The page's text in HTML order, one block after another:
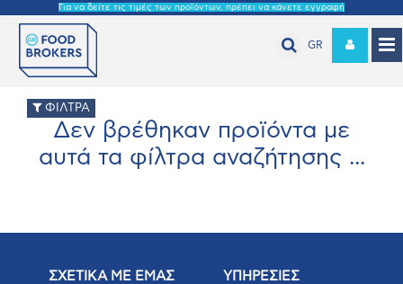
Για να δείτε τις τιμές των προϊόντων, πρέπει να κάνετε εγγραφή
GR
ΦΙΛΤΡΑ
Δεν βρέθηκαν προϊόντα με
αυτά τα φίλτρα αναζήτησης ...
ΣΧΕΤΙΚΑ ΜΕ ΕΜΑΣ ΥΠΗΡΕΣΙΕΣ